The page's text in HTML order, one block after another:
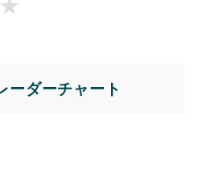
ーダーチャート